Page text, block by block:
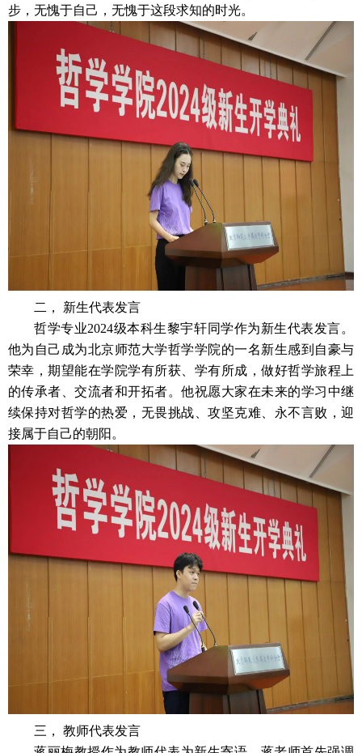
步，无愧于自己，无愧于这段求知的时光。
二， 新生代表发言
哲学专业2024级本科生黎宇轩同学作为新生代表发言。
他为自己成为北京师范大学哲学学院的一名新生感到自豪与
荣幸，期望能在学院学有所获、学有所成，做好哲学旅程上
的传承者、交流者和开拓者。他祝愿大家在未来的学习中继
续保持对哲学的热爱，无畏挑战、攻坚克难、永不言败，迎
接属于自己的朝阳。
三， 教师代表发言